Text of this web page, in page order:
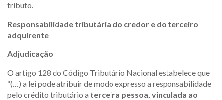
tributo.
Responsabilidade tributária do credor e do terceiro
adquirente
Adjudicação
O artigo 128 do Código Tributário Nacional estabelece que
“(…) a lei pode atribuir de modo expresso a responsabilidade
pelo crédito tributário a terceira pessoa, vinculada ao